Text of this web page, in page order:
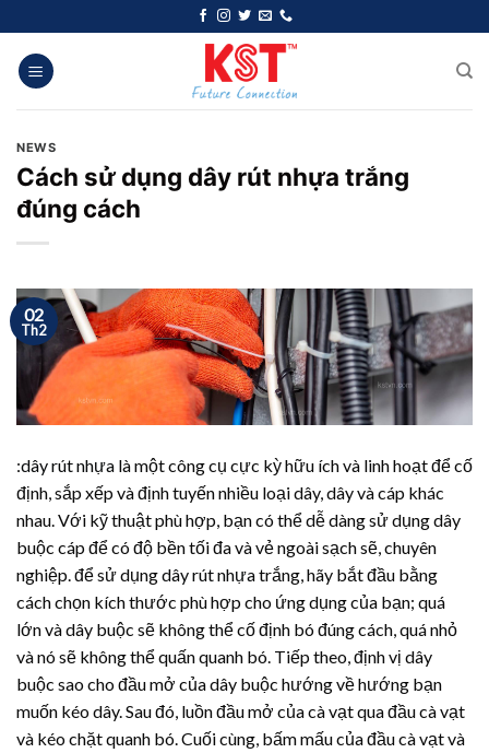
đến
nội
dung
NEWS
Cách sử dụng dây rút nhựa trắng
đúng cách
02
Th2
:dây rút nhựa là một công cụ cực kỳ hữu ích và linh hoạt để cố
định, sắp xếp và định tuyến nhiều loại dây, dây và cáp khác
nhau. Với kỹ thuật phù hợp, bạn có thể dễ dàng sử dụng dây
buộc cáp để có độ bền tối đa và vẻ ngoài sạch sẽ, chuyên
nghiệp. để sử dụngdây rút nhựatrắng, hãy bắt đầu bằng
cách chọn kích thước phù hợp cho ứng dụng của bạn; quá
lớn và dây buộc sẽ không thể cố định bó đúng cách, quá nhỏ
và nó sẽ không thể quấn quanh bó. Tiếp theo, định vị dây
buộc sao cho đầu mở của dây buộc hướng về hướng bạn
muốn kéo dây. Sau đó, luồn đầu mở của cà vạt qua đầu cà vạt
và kéo chặt quanh bó. Cuối cùng, bấm mấu của đầu cà vạt và